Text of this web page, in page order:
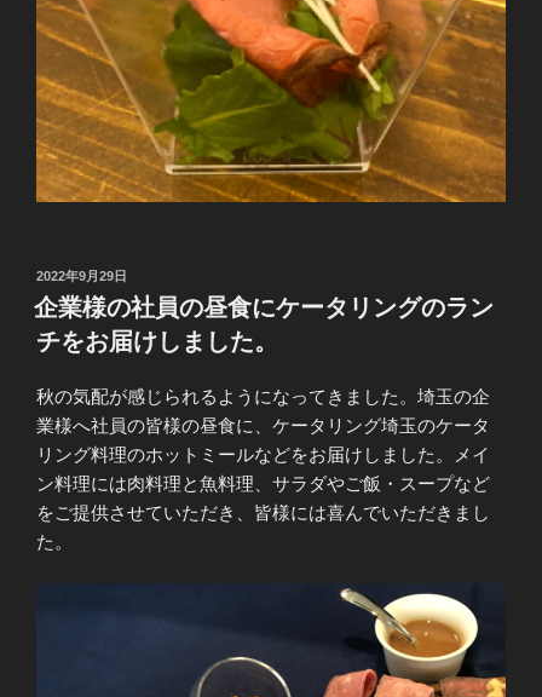
投
稿
日:
2022年9月29日
企業様の社員の昼食にケータリングのラン
チをお届けしました。
秋の気配が感じられるようになってきました。埼玉の企
業様へ社員の皆様の昼食に、ケータリング埼玉のケータ
リング料理のホットミールなどをお届けしました。メイ
ン料理には肉料理と魚料理、サラダやご飯・スープなど
をご提供させていただき、皆様には喜んでいただきまし
た。